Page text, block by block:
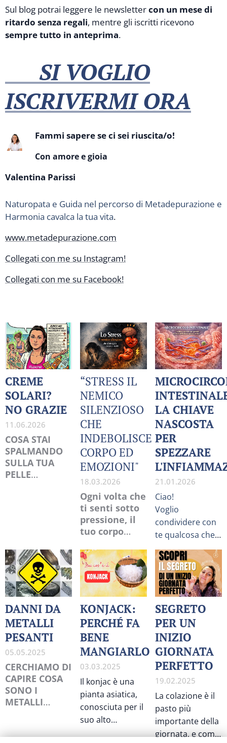
Sul blog potrai leggere le newslettercon un mese di
ritardo senza regali, mentre gli iscritti ricevono
sempre tutto in anteprima.
SI VOGLIO
ISCRIVERMI ORA
Fammi sapere se ci sei riuscita/o!
Con amore e gioia
Valentina Parissi
Naturopata e Guida nel percorso di Metadepurazione e
Harmonia cavalca la tua vita.
www.metadepurazione.com
Collegati con me su Instagram!
Collegati con me su Facebook!
CREME
SOLARI?
NO GRAZIE
11.06.2026
COSA STAI
SPALMANDO
SULLA TUA
PELLE
“STRESS IL
NEMICO
SILENZIOSO
CHE
INDEBOLISCE
CORPO ED
EMOZIONI"
18.03.2026
Ogni volta che
ti senti sotto
pressione, il
tuo corpo
sistema
biologico
potente… che,
se prolungato,
LA CHIAVE
NASCOSTA
PER
SPEZZARE
21.01.2026
Ciao!
Voglio
condividere con
te qualcosa che
vedo ogni giorno
nel mio lavoro:
molte persone
fanno davvero
del loro meglio
seguendo i miei
percorsi,
risolvono tanti
problemi come il
mal di testa, i
stanchezza,
eppure, a volte
continuano a
lottare con
gonfiore, dolore
DANNI DA
METALLI
PESANTI
05.05.2025
CERCHIAMO DI
CAPIRE COSA
SONO I
METALLI
KONJACK:
PERCHÉ FA
BENE
MANGIARLO
03.03.2025
Il konjac è una
pianta asiatica,
conosciuta per il
suo alto
contenuto di
SEGRETO
PER UN
INIZIO
GIORNATA
PERFETTO
19.02.2025
La colazione è il
pasto più
importante della
giornata, e come